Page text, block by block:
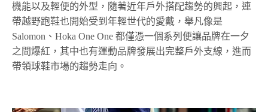
機能以及輕便的外型，隨著近年戶外搭配趨勢的興起，連
帶越野跑鞋也開始受到年輕世代的愛戴，舉凡像是
Salomon、Hoka One One 都僅憑一個系列便讓品牌在一夕
之間爆紅，其中也有運動品牌發展出完整戶外支線，進而
帶領球鞋市場的趨勢走向。